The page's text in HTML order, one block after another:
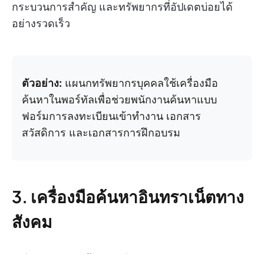
กระบวนการสำคัญ และทรัพยากรที่อัปเดตบ่อยได้
อย่างรวดเร็ว
ตัวอย่าง: แผนกทรัพยากรบุคคลใช้เครื่องมือ
ค้นหาในพอร์ทัลเพื่อช่วยพนักงานค้นหาแบบ
ฟอร์มการลงทะเบียนเข้าทำงาน เอกสาร
สวัสดิการ และเอกสารการฝึกอบรม
3. เครื่องมือค้นหาอินทราเน็ตทาง
สังคม